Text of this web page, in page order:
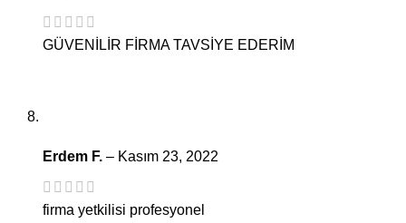
GÜVENİLİR FİRMA TAVSİYE EDERİM
Erdem F. – Kasım 23, 2022
firma yetkilisi profesyonel